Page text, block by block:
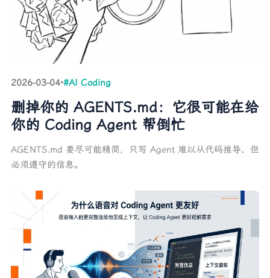
2026-03-04·#AI Coding
删掉你的 AGENTS.md：它很可能在给
你的 Coding Agent 帮倒忙
AGENTS.md 要尽可能精简，只写 Agent 难以从代码推导、但
必须遵守的信息。